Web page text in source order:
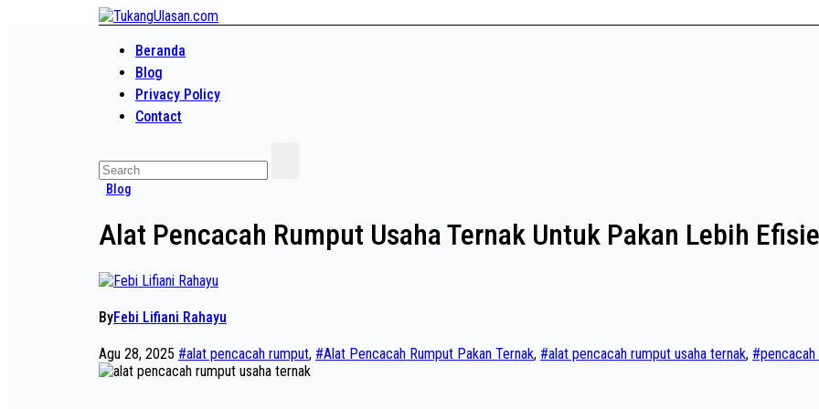
TukangUlasan.com
Baca Aja Dulu!
Beranda
Blog
Privacy Policy
Contact
Blog
Alat Pencacah Rumput Usaha Ternak Untuk Pakan Lebih
ByFebi Lifiani Rahayu
Agu 28, 2025 #alat pencacah rumput, #Alat Pencacah Rumput Pakan Ternak, #alat pencacah rumput usaha ternak,